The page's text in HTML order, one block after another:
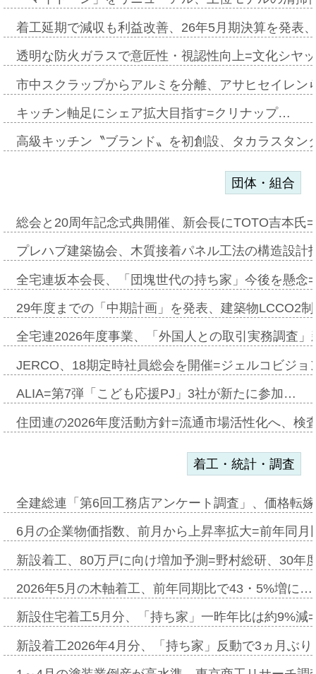
着工延期で減収も利益改善、26年5月期決算を発表
透明な防火ガラスで意匠性・視認性向上=文化シヤ
市中スクラップからアルミを分離、アサヒセイレ
キッチン軸足にシェア拡大目指す=クリナップ…
高級キッチン〝ブランド〟を初創設、タカラスタ
団体・組合
総会と20周年記念式典開催、新会長にTOTO吉本氏
プレハブ建築協会、木質接着パネル工法の構造設
全宅連坂本会長、「団塊世代の持ち家」今後を懸
29年度までの「中期計画」を発表、建築物LCCO2
全宅連2026年度事業、「外国人との取引実務調査
JERCO、18期定時社員総会を開催=ジェルコビジ
ALIA=第7弾「こども応援PJ」3社が新たに参加…
住団連の2026年度活動方針=流通市場活性化へ、検
着工・統計・調査
全建総連「第6回工務店アンケート調査」、価格転
6月の企業物価指数、前月から上昇率拡大=前年同
新設着工、80万戸に向け増加予測=野村総研、30年
2026年5月の木軸着工、前年同期比で43・5%増に…
新設住宅着工5月分、「持ち家」一昨年比は約9%
新設着工2026年4月分、「持ち家」反動で3ヵ月ぶ